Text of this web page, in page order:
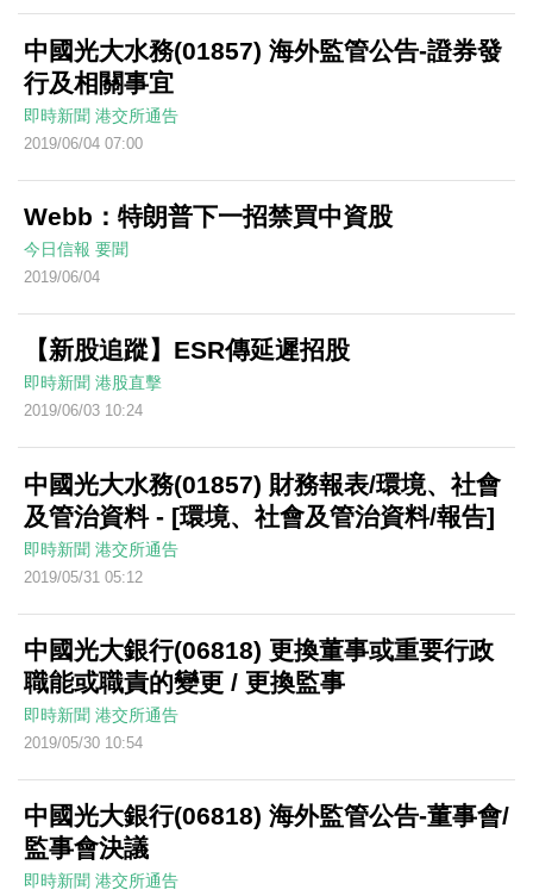
中國光大水務(01857) 海外監管公告-證券發
行及相關事宜
即時新聞 港交所通告
2019/06/04 07:00
Webb：特朗普下一招禁買中資股
今日信報 要聞
2019/06/04
【新股追蹤】ESR傳延遲招股
即時新聞 港股直擊
2019/06/03 10:24
中國光大水務(01857) 財務報表/環境、社會
及管治資料 - [環境、社會及管治資料/報告]
即時新聞 港交所通告
2019/05/31 05:12
中國光大銀行(06818) 更換董事或重要行政
職能或職責的變更 / 更換監事
即時新聞 港交所通告
2019/05/30 10:54
中國光大銀行(06818) 海外監管公告-董事會/
監事會決議
即時新聞 港交所通告